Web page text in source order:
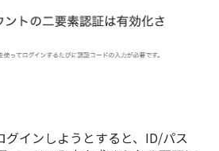
グインしようとすると、ID/パス